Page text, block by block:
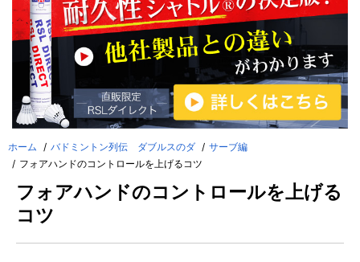
ホーム バドミントン列伝 ダブルスのダ
サーブ編
フォアハンドのコントロールを上げるコツ
フォアハンドのコントロールを上げる
コツ